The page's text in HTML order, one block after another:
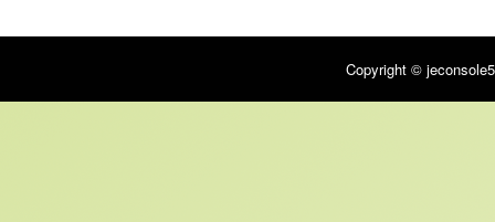
Copyright ©